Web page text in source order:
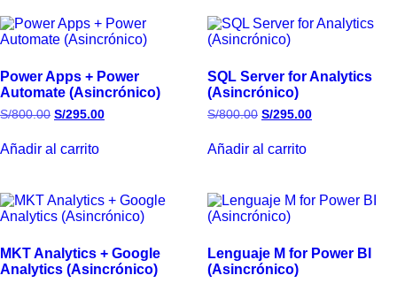
Power Apps + Power
Automate (Asincrónico)
S/800.00 S/295.00
Añadir al carrito
SQL Server for Analytics
(Asincrónico)
S/800.00 S/295.00
Añadir al carrito
MKT Analytics + Google
Analytics (Asincrónico)
Lenguaje M for Power BI
(Asincrónico)